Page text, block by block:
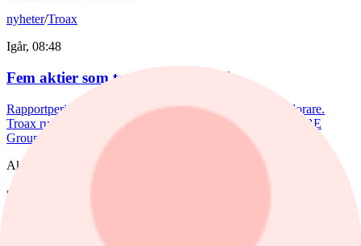
nyheter/Troax
Igår, 08:48
Fem aktier som tog revansch i juli
Rapportperioden väckte liv i flera av börsens tidigare förlorare.
Troax rusade 37% under juli, medan Hexpol, Billerud och BE
Group steg mellan 18 till 23%.
Aktieanalys
nyheter